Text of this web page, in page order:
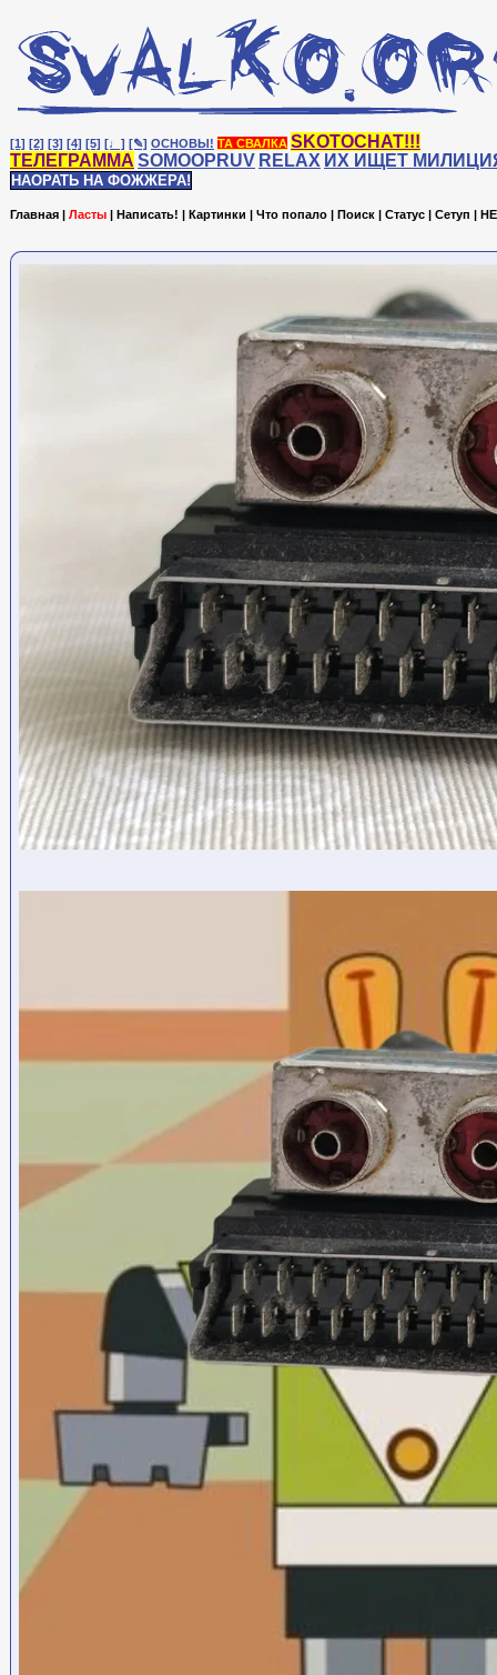
[1] [2] [3] [4] [5] [♩] [✎] ОСНОВЫ! ТА СВАЛКА SKOTOCHAT!!!
ТЕЛЕГРАММА SOMOOPRUV RELAX ИХ ИЩЕТ
НАОРАТЬ НА ФОЖЖЕРА!
Главная | Ласты | Написать! | Картинки | Что попало | Поиск | Статус | Сетуп |